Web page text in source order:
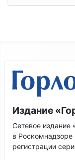
Издание
Сетевое издание
в Роскомнадзоре
регистрации